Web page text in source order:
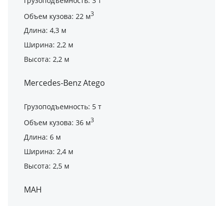
Объем кузова: 22 м3
Длина: 4,3 м
Ширина: 2,2 м
Высота: 2,2 м
Mercedes-Benz Atego
Грузоподъемность: 5 т
Объем кузова: 36 м3
Длина: 6 м
Ширина: 2,4 м
Высота: 2,5 м
МАН